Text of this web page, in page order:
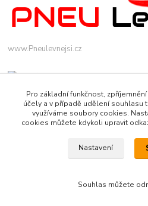
www.Pneulevnejsi.cz
info(a)pneulevnejsi.cz
Pro základní funkčnost,
účely a v případě udělení souhlasu
využíváme soubory cookies.
cookies můžete kdykoli upravit
Nastavení
Souhlas můžete